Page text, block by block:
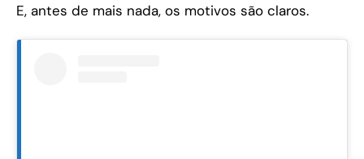
E, antes de mais nada, os motivos são claros.